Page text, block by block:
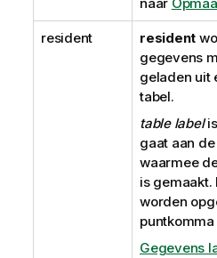
naar
resident resident
gegevens
geladen uit
tabel.
table label
gaat aan
waarmee
is gemaakt.
worden
Gegevens